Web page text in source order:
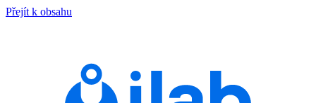
Přejít k obsahu